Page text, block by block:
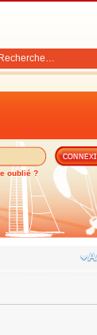
oublié ?